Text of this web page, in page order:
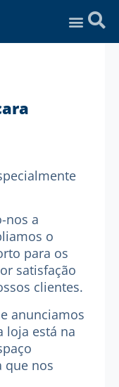
nos a
o
para os
satisfação
clientes.
anunciamos
loja está na
que nos